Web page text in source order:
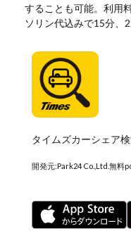
することも可能。利用
ソリン代込みで15分、
タイムズカーシェア
開発元:Park24 Co.,Ltd. 無料